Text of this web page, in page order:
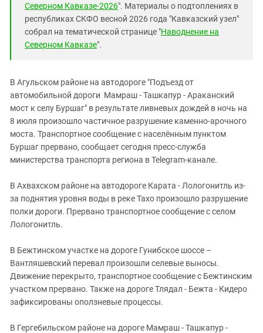
Северном Кавказе-2026". Материалы о подтоплениях в
республиках СКФО весной 2026 года "Кавказский узел"
собрал на тематической странице "Наводнение на
Северном Кавказе".
В Агульском районе на автодороге "Подъезд от
автомобильной дороги Мамраш - Ташкапур - Араканский
мост к селу Буршаг" в результате ливневых дождей в ночь на
8 июля произошло частичное разрушение каменно-арочного
моста. Транспортное сообщение с населённым пунктом
Буршаг прервано, сообщает сегодня пресс-служба
министерства транспорта региона в Telegram-канале.
В Ахвахском районе на автодороге Карата - Лологонитль из-
за поднятия уровня воды в реке Тахо произошло разрушение
полки дороги. Прервано транспортное сообщение с селом
Лологонитль.
В Бежтинском участке на дороге Гунибское шоссе –
Вантляшевский перевал произошли селевые выносы.
Движение перекрыто, транспортное сообщение с Бежтинским
участком прервано. Также на дороге Тлядал - Бежта - Кидеро
зафиксированы оползневые процессы.
В Гергебильском районе на дороге Мамраш - Ташкапур -